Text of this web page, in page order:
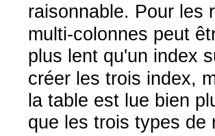
raisonnable. Pour les
multi-colonnes peut
plus lent qu'un index
créer les trois index,
la table est lue bien
que les trois types de